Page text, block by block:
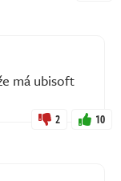
má ubisoft
2 10